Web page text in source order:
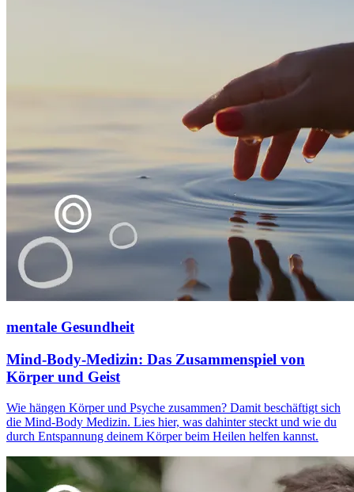
mentale Gesundheit
Mind-Body-Medizin: Das Zusammenspiel von
Körper und Geist
Wie hängen Körper und Psyche zusammen? Damit beschäftigt sich
die Mind-Body Medizin. Lies hier, was dahinter steckt und wie du
durch Entspannung deinem Körper beim Heilen helfen kannst.